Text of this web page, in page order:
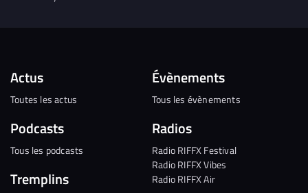
Actus
Toutes les actus
Podcasts
Tous les podcasts
Tremplins
Évènements
Tous les évènements
Radios
Radio RIFFX Festival
Radio RIFFX Vibes
Radio RIFFX Air